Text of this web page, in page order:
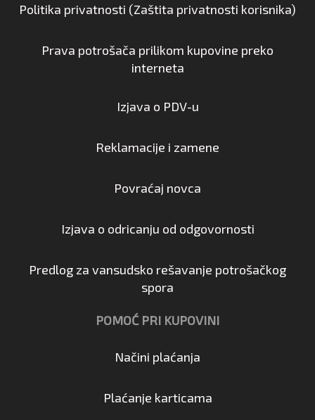
Politika privatnosti (Zaštita privatnosti korisnika)
Prava potrošača prilikom kupovine preko
interneta
Izjava o PDV-u
Reklamacije i zamene
Povraćaj novca
Izjava o odricanju od odgovornosti
Predlog za vansudsko rešavanje potrošačkog
spora
POMOĆ PRI KUPOVINI
Načini plaćanja
Plaćanje karticama